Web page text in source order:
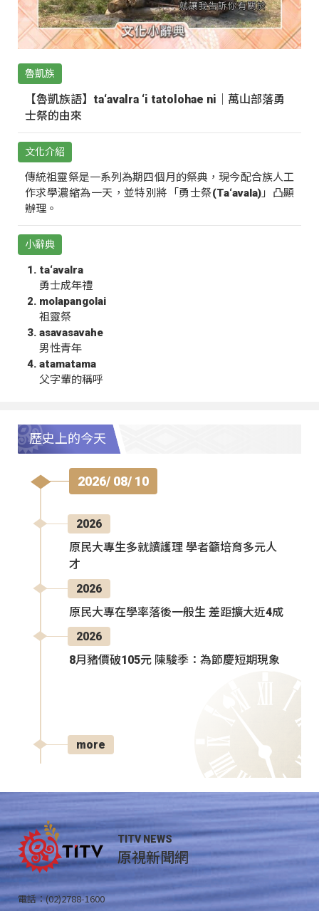
魯凱族
【魯凱族語】ta‘avalra ‘i tatolohae ni｜萬山部落勇
士祭的由來
文化介紹
傳統祖靈祭是一系列為期四個月的祭典，現今配合族人工
作求學濃縮為一天，並特別將「勇士祭(Ta‘avala)」凸顯
辦理。
小辭典
ta‘avalra
勇士成年禮
molapangolai
祖靈祭
asavasavahe
男性青年
atamatama
父字輩的稱呼
歷史上的今天
2026/ 08/ 10
2026
原民大專生多就讀護理 學者籲培育多元人
才
2026
原民大專在學率落後一般生 差距擴大近4成
2026
8月豬價破105元 陳駿季：為節慶短期現象
more
TITV NEWS
原視新聞網
電話：(02)2788-1600